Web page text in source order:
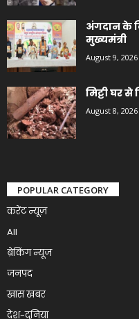
अंगदान के
मुख्यमंत्री
August 9, 2026
मिट्टी घर
August 8, 2026
POPULAR CATEGORY
करेंट न्यूज़
All
ब्रेकिंग न्यूज
जनपद
खास खबर
देश-दुनिया